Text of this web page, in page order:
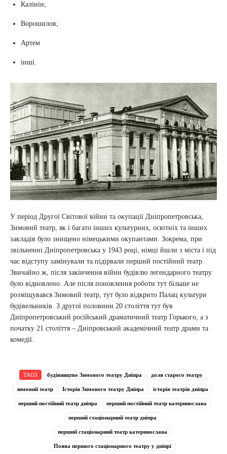
Калінін;
Ворошилов;
Артем
інші.
У період Другої Світової війни та окупації Дніпропетровська,
Зимовий театр, як і багато інших культурних, освітніх та інших
закладів було знищено німецькими окупантами. Зокрема, при
звільненні Дніпропетровська у 1943 році, німці йшли з міста і під
час відступу замінували та підірвали перший постійний театр.
Звичайно ж, після закінчення війни будівлю легендарного театру
було відновлено. Але після поновлення роботи тут більше не
розміщувався Зимовий театр, тут було відкрито Палац культури
будівельників. З другої половини 20 століття тут був
Дніпропетровський російський драматичний театр Горького, а з
початку 21 століття – Дніпровський академічний театр драми та
комедії.
TAGS будівництво Зимового театру Дніпра доля старого театру
зимовий театр Історія Зимового театру Дніпра історія театрів дніпра
перший постійний театр дніпра перший постійний театр катеринослава
перший стаціонарний театр дніпра
перший стаціонарний театр катеринослава
Поява першого стаціонарного театру у дніпрі